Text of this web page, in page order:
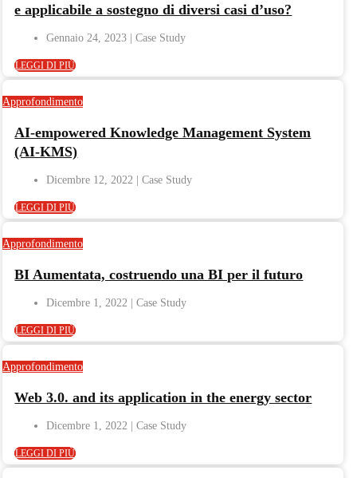
e applicabile a sostegno di diversi casi d’uso?
Gennaio 24, 2023
LEGGI DI PIÙ
Approfondimento
AI-empowered Knowledge Management System
(AI-KMS)
Dicembre 12, 2022
LEGGI DI PIÙ
Approfondimento
BI Aumentata, costruendo una BI per il futuro
Dicembre 1, 2022
LEGGI DI PIÙ
Approfondimento
Web 3.0. and its application in the energy sector
Dicembre 1, 2022
LEGGI DI PIÙ